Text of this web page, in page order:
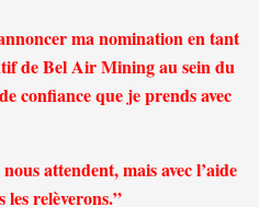
ma nomination en tant
de Bel Air Mining au sein du
confiance que je prends avec
attendent, mais avec l’aide
les relèverons.”